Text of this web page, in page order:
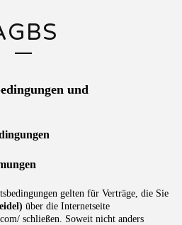
und
gelten für Verträge, die Sie
über die Internetseite
schließen. Soweit nicht anders